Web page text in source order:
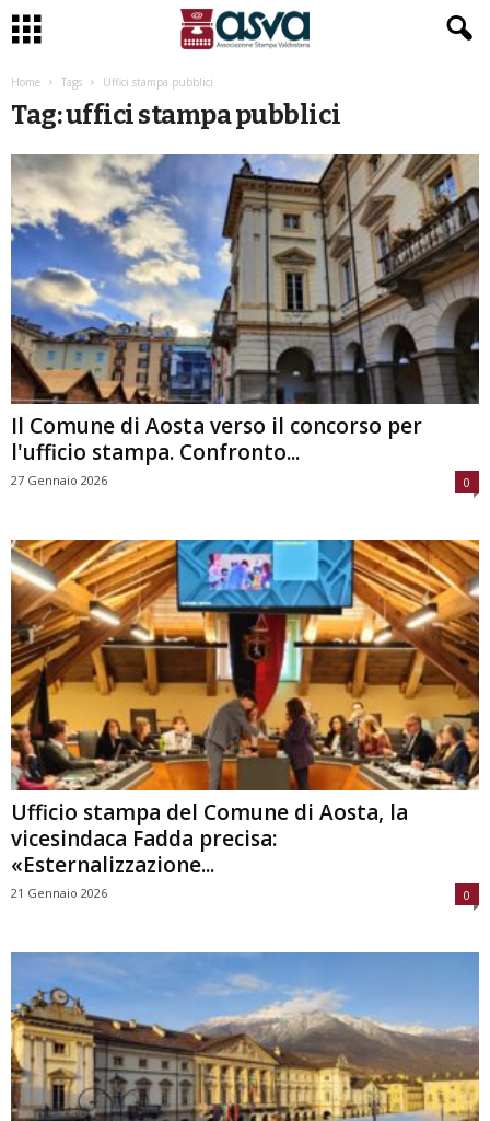
Home Tags Uffici stampa pubblici
Tag: uffici stampa pubblici
Il Comune di Aosta verso il concorso per
l'ufficio stampa. Confronto...
27 Gennaio 2026 0
Ufficio stampa del Comune di Aosta, la
vicesindaca Fadda precisa:
«Esternalizzazione...
21 Gennaio 2026 0